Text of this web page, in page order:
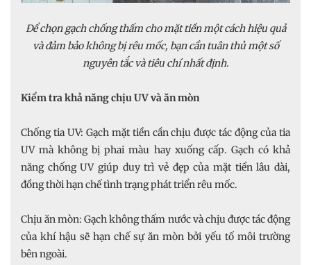
Để chọn gạch chống thấm cho mặt tiền một cách hiệu quả
và đảm bảo không bị rêu mốc, bạn cần tuân thủ một số
nguyên tắc và tiêu chí nhất định.
Kiểm tra khả năng chịu UV và ăn mòn
Chống tia UV: Gạch mặt tiền cần chịu được tác động của tia
UV mà không bị phai màu hay xuống cấp. Gạch có khả
năng chống UV giúp duy trì vẻ đẹp của mặt tiền lâu dài,
đồng thời hạn chế tình trạng phát triển rêu mốc.
Chịu ăn mòn: Gạch không thấm nước và chịu được tác động
của khí hậu sẽ hạn chế sự ăn mòn bởi yếu tố môi trường
bên ngoài.